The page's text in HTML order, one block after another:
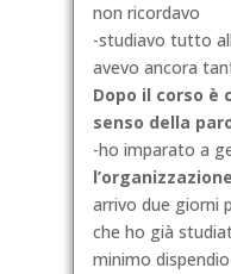
non ricordavo
-studiavo tutto
avevo ancora
Dopo il corso
senso della
-ho imparato a
arrivo due giorni
che ho già
minimo